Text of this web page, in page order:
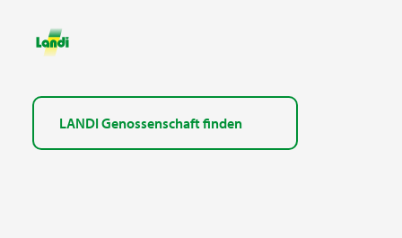
LANDI Genossenschaft finden